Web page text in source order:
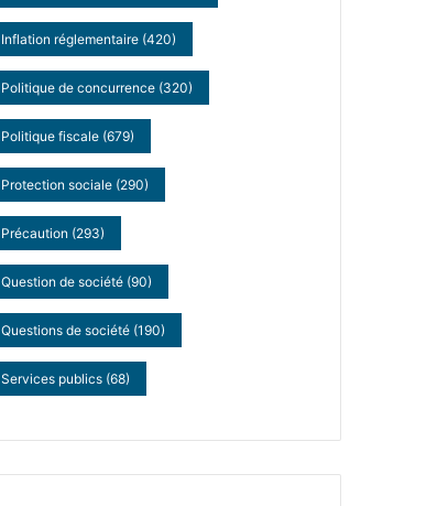
Inflation réglementaire (420)
Politique de concurrence (320)
Politique fiscale (679)
Protection sociale (290)
Précaution (293)
Question de société (90)
Questions de société (190)
Services publics (68)